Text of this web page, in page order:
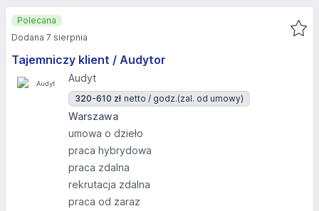
Tajemniczy klient / Audytor
Audyt
320-610 zł netto / godz.(zal. od umowy)
Warszawa
umowa o dzieło
praca hybrydowa
praca zdalna
rekrutacja zdalna
praca od zaraz
Polecana
Dodana 7 sierpnia